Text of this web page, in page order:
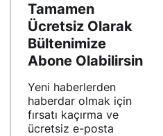
Tamamen
Ücretsiz Olarak
Bültenimize
Abone Olabilirsin
Yeni haberlerden
haberdar olmak için
fırsatı kaçırma ve
ücretsiz e-posta